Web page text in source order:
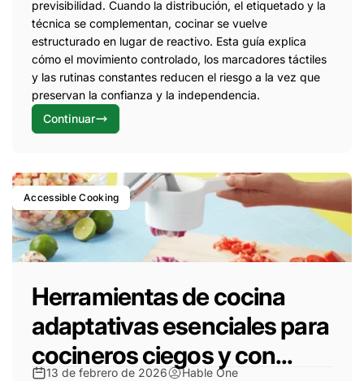
previsibilidad. Cuando la distribución, el etiquetado y la
técnica se complementan, cocinar se vuelve
estructurado en lugar de reactivo. Esta guía explica
cómo el movimiento controlado, los marcadores táctiles
y las rutinas constantes reducen el riesgo a la vez que
preservan la confianza y la independencia.
Continuar
Herramientas de cocina
adaptativas esenciales para
cocineros ciegos y con...
13 de febrero de 2026
Hable One
Accessible Cooking